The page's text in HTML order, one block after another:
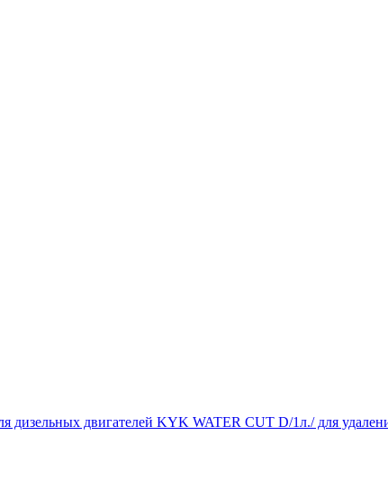
дизельных двигателей KYK WATER CUT D/1л./ для